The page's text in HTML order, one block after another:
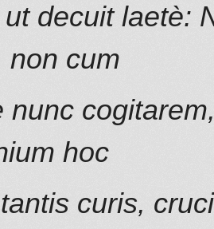
decuit laetè:
non cum
nunc
hoc
curis,